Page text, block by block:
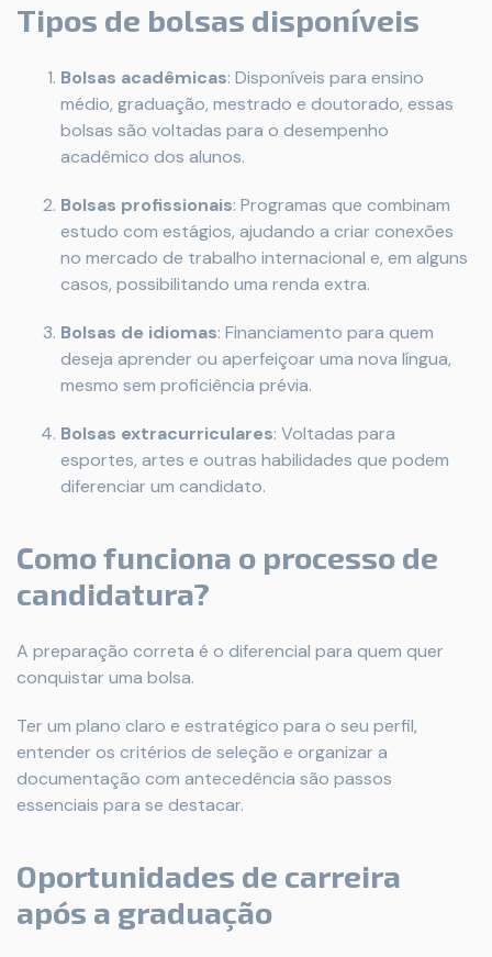
Tipos de bolsas disponíveis
Bolsas acadêmicas: Disponíveis para ensino
médio, graduação, mestrado e doutorado, essas
bolsas são voltadas para o desempenho
acadêmico dos alunos.
Bolsas profissionais: Programas que combinam
estudo com estágios, ajudando a criar conexões
no mercado de trabalho internacional e, em alguns
casos, possibilitando uma renda extra.
Bolsas de idiomas: Financiamento para quem
deseja aprender ou aperfeiçoar uma nova língua,
mesmo sem proficiência prévia.
Bolsas extracurriculares: Voltadas para
esportes, artes e outras habilidades que podem
diferenciar um candidato.
Como funciona o processo de
candidatura?
A preparação correta é o diferencial para quem quer
conquistar uma bolsa.
Ter um plano claro e estratégico para o seu perfil,
entender os critérios de seleção e organizar a
documentação com antecedência são passos
essenciais para se destacar.
Oportunidades de carreira
após a graduação